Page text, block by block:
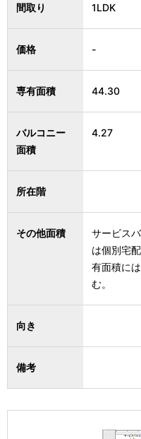
間取り 1LDK
価格 -
専有面積 44.30
バルコニー
面積
4.27
所在階
その他面積
サービス
は個別宅
有面積に
む。
向き
備考